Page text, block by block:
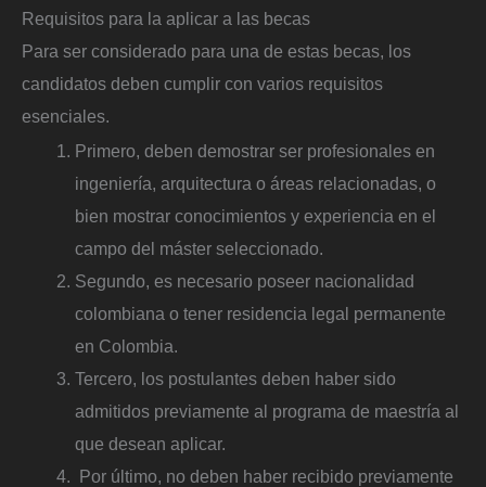
Requisitos para la aplicar a las becas
Para ser considerado para una de estas becas, los
candidatos deben cumplir con varios requisitos
esenciales.
Primero, deben demostrar ser profesionales en
ingeniería, arquitectura o áreas relacionadas, o
bien mostrar conocimientos y experiencia en el
campo del máster seleccionado.
Segundo, es necesario poseer nacionalidad
colombiana o tener residencia legal permanente
en Colombia.
Tercero, los postulantes deben haber sido
admitidos previamente al programa de maestría al
que desean aplicar.
Por último, no deben haber recibido previamente